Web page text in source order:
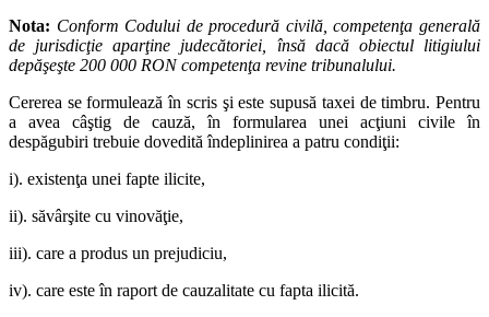
Nota: Conform Codului de procedură civilă, competenţa generală
de jurisdicţie aparţine judecătoriei, însă dacă obiectul litigiului
depăşeşte 200 000 RON competenţa revine tribunalului.
Cererea se formulează în scris şi este supusă taxei de timbru. Pentru
a avea câştig de cauză, în formularea unei acţiuni civile în
despăgubiri trebuie dovedită îndeplinirea a patru condiţii:
i). existenţa unei fapte ilicite,
ii). săvârşite cu vinovăţie,
iii). care a produs un prejudiciu,
iv). care este în raport de cauzalitate cu fapta ilicită.